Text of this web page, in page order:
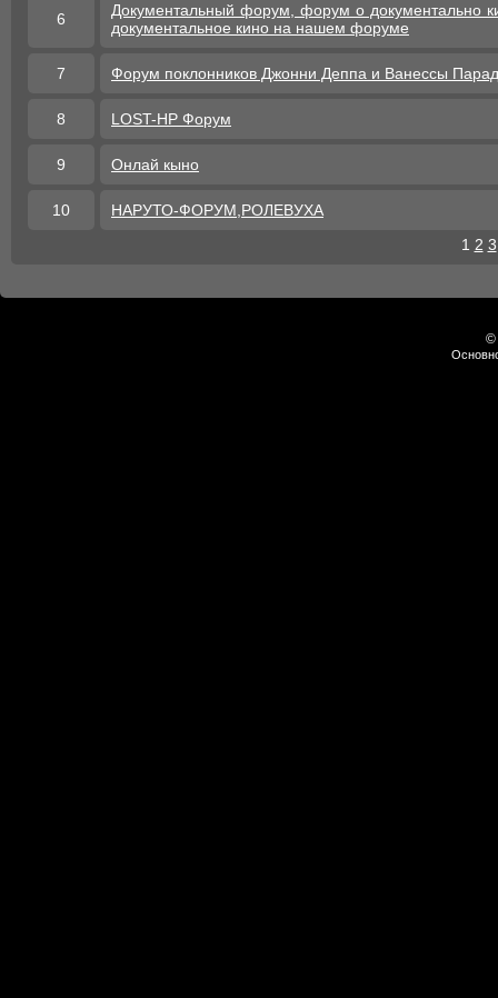
6
Документальный форум, форум о документально
документальное кино на нашем форуме
7 Форум поклонников Джонни Деппа и Ванессы
8 LOST-HP Форум
9 Онлай кыно
10
НАРУТО-ФОРУМ,РОЛЕВУХА
1 2 3
©